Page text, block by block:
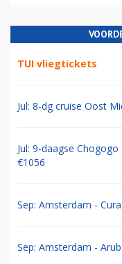
TUI vliegtickets
Jul: 8-dg cruise Oost
Jul: 9-daagse
€1056
Sep: Amsterdam -
Sep: Amsterdam -